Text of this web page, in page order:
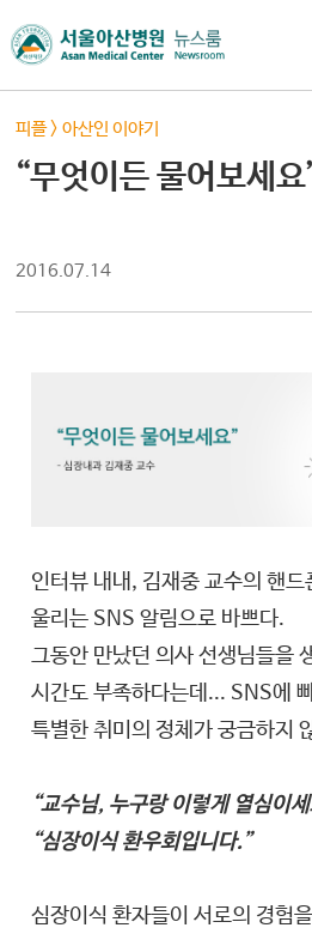
피플>아산인 이야기
“무엇이든 물어보세요
2016.07.14
인터뷰 내내, 김재중 교수의 핸
울리는 SNS 알림으로 바쁘다.
그동안 만났던 의사 선생님들을
시간도 부족하다는데... SNS에
특별한 취미의 정체가 궁금하지
“교수님, 누구랑 이렇게 열심이
“심장이식 환우회입니다.”
심장이식 환자들이 서로의 경험